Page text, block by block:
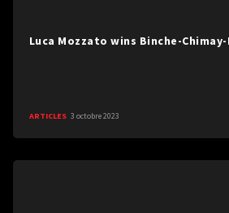
Luca Mozzato wins Binche-
ARTICLES 3 octobre 2023